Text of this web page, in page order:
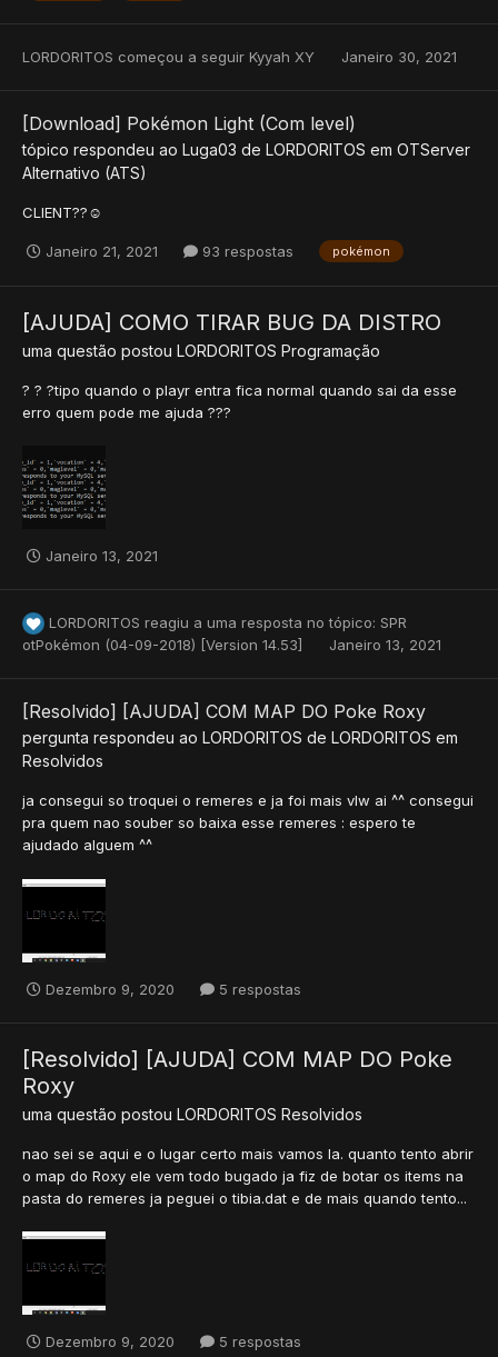
LORDORITOS começou a seguir Kyyah XY Janeiro 30, 2021
[Download] Pokémon Light (Com level)
tópico respondeu ao Luga03 de LORDORITOS em OTServer
Alternativo (ATS)
CLIENT??☺️
Janeiro 21, 2021 93 respostas pokémon
[AJUDA] COMO TIRAR BUG DA DISTRO
uma questão postou LORDORITOS Programação
? ? ?tipo quando o playr entra fica normal quando sai da esse
erro quem pode me ajuda ???
Janeiro 13, 2021
LORDORITOS reagiu a uma resposta no tópico: SPR
otPokémon (04-09-2018) [Version 14.53]
Janeiro 13, 2021
[Resolvido] [AJUDA] COM MAP DO Poke Roxy
pergunta respondeu ao LORDORITOS de LORDORITOS em
Resolvidos
ja consegui so troquei o remeres e ja foi mais vlw ai ^^ consegui
pra quem nao souber so baixa esse remeres : espero te
ajudado alguem ^^
Dezembro 9, 2020 5 respostas
[Resolvido] [AJUDA] COM MAP DO Poke
Roxy
uma questão postou LORDORITOS Resolvidos
nao sei se aqui e o lugar certo mais vamos la. quanto tento abrir
o map do Roxy ele vem todo bugado ja fiz de botar os items na
pasta do remeres ja peguei o tibia.dat e de mais quando tento...
Dezembro 9, 2020 5 respostas